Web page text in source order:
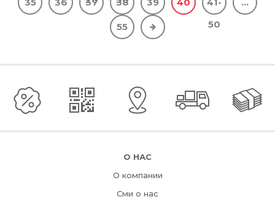
50
55
О НАС
О компании
Сми о нас